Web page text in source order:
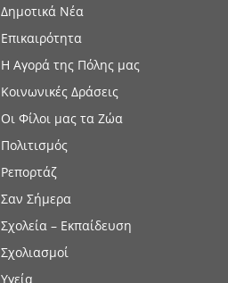
Δημοτικά Νέα
Επικαιρότητα
Η Αγορά της Πόλης μας
Κοινωνικές Δράσεις
Οι Φίλοι μας τα Ζώα
Πολιτισμός
Ρεπορτάζ
Σαν Σήμερα
Σχολεία – Εκπαίδευση
Σχολιασμοί
Υγεία